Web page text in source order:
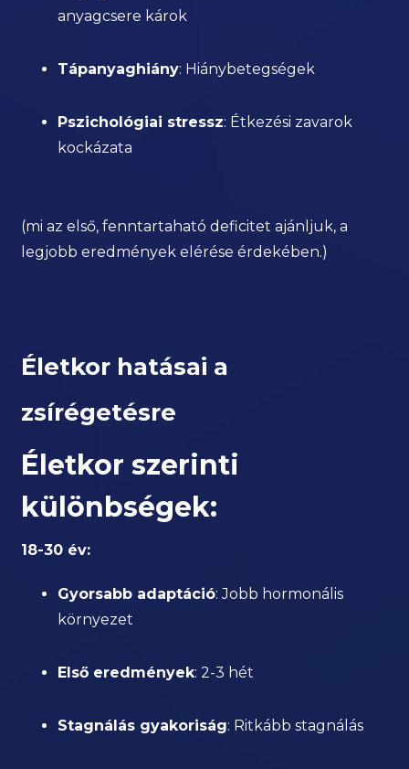
anyagcsere károk
Tápanyaghiány: Hiánybetegségek
Pszichológiai stressz: Étkezési zavarok
kockázata
(mi az első, fenntartaható deficitet ajánljuk, a
legjobb eredmények elérése érdekében.)
Életkor hatásai a
zsírégetésre
Életkor szerinti
különbségek:
18-30 év:
Gyorsabb adaptáció: Jobb hormonális
környezet
Első eredmények: 2-3 hét
Stagnálás gyakoriság: Ritkább stagnálás